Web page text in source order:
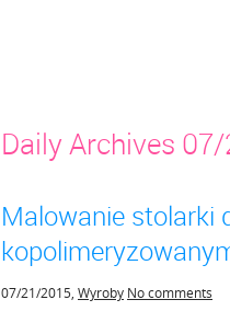
Daily Archives
Malowanie stolarki
07/21/2015, Wyroby No comments